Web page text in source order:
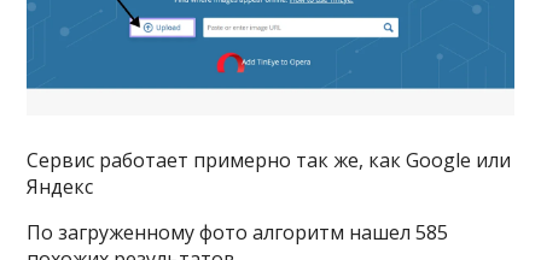
Сервис работает примерно так же, как Google или
Яндекс
По загруженному фото алгоритм нашел 585